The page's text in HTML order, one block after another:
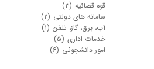
قوه قضائیه (۳)
سامانه های دولتی (۲)
آب، برق، گاز، تلفن (۱)
خدمات اداری (۵)
امور دانشجوئی (۶)